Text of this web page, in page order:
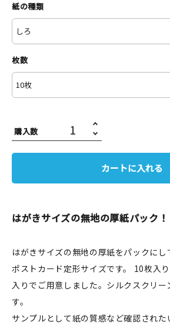
本
文房具
JAMグッズ
台湾グッズ
在庫限り
読みもの
イベント・ワークショップ
おしらせ
紙の種類
枚数
購入数
カートに入れる
はがきサイズの無地の厚紙パック！
はがきサイズの無地の厚紙をパックにし
ポストカード定形サイズです。 10枚入
入りでご用意しました。シルクスクリー
す。
サンプルとして紙の質感など確認された